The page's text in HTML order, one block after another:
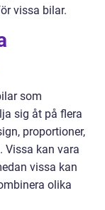
vissa bilar.
som
sig åt på flera
proportioner,
Vissa kan vara
vissa kan
olika